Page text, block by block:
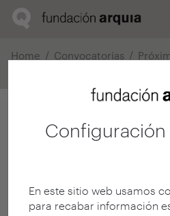
Configuración
En este sitio web usamos
para recabar información
Home Convocatorias